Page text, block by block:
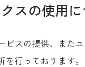
スの使用
ビスの提供、また
行っております